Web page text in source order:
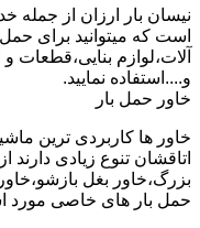
نیسان بار ارزان از جمله
است که میتوانید برای
آلات،لوازم بنایی،قطعات
و....استفاده نمایید.
خاور حمل بار
خاور ها کاربردی ترین
اتاقشان تنوع زیادی
بزرگ،خاور بغل
حمل بار های خاصی مورد